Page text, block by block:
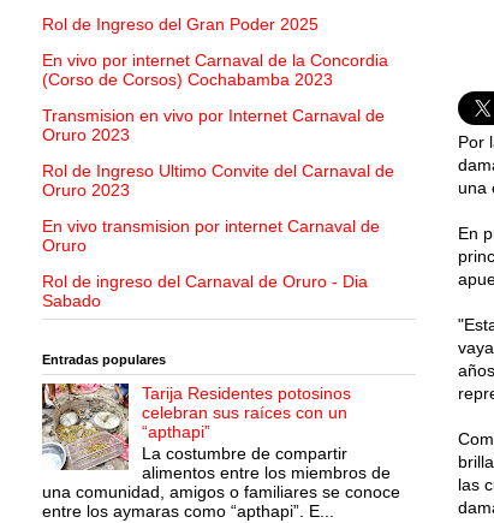
Por
una
En
las
Rol de Ingreso del Gran Poder 2025
En vivo por internet Carnaval de la Concordia
(Corso de Corsos) Cochabamba 2023
Transmision en vivo por Internet Carnaval de
Oruro 2023
Rol de Ingreso Ultimo Convite del Carnaval de
Oruro 2023
En vivo transmision por internet Carnaval de
Oruro
Rol de ingreso del Carnaval de Oruro - Dia
Sabado
Entradas populares
Tarija Residentes potosinos
celebran sus raíces con un
“apthapi”
La costumbre de compartir
alimentos entre los miembros de
una comunidad, amigos o familiares se conoce
entre los aymaras como “apthapi”. E...